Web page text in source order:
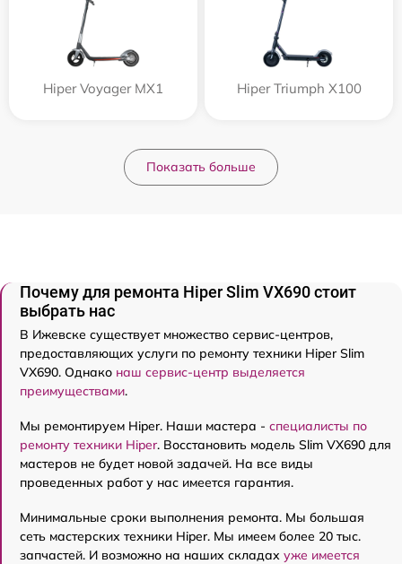
Hiper Voyager MX1 Hiper Triumph X100
Показать больше
Почему для ремонта Hiper Slim VX690 стоит
выбрать нас
В Ижевске существует множество сервис-центров,
предоставляющих услуги по ремонту техники Hiper Slim
VX690. Однако наш сервис-центр выделяется
преимуществами.
Мы ремонтируем Hiper. Наши мастера - специалисты по
ремонту техники Hiper. Восстановить модель Slim VX690 для
мастеров не будет новой задачей. На все виды
проведенных работ у нас имеется гарантия.
Минимальные сроки выполнения ремонта. Мы большая
сеть мастерских техники Hiper. Мы имеем более 20 тыс.
запчастей. И возможно на наших складах уже имеется